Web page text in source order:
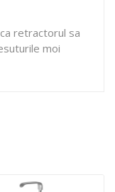
retractorul sa
moi